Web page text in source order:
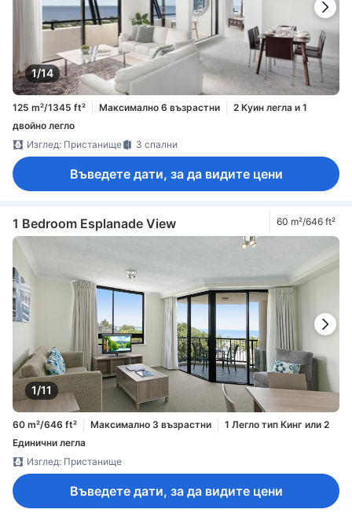
1/14
125 m²/1345 ft² Максимално 6 възрастни
2 Куин легла и 1
двойно легло
Изглед: Пристанище
3 спални
Въведете дати, за да видите цени
1 Bedroom Esplanade View 60 m²/646 ft²
1/11
60 m²/646 ft² Максимално 3 възрастни
1 Легло тип Кинг или 2
Единични легла
Изглед: Пристанище
Въведете дати, за да видите цени